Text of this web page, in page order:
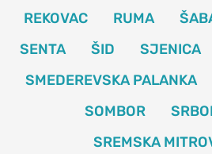
REKOVAC
RUMA
SENTA
ŠID SJENICA
SMEDEREVSKA PALANKA
SOMBOR
SREMSKA